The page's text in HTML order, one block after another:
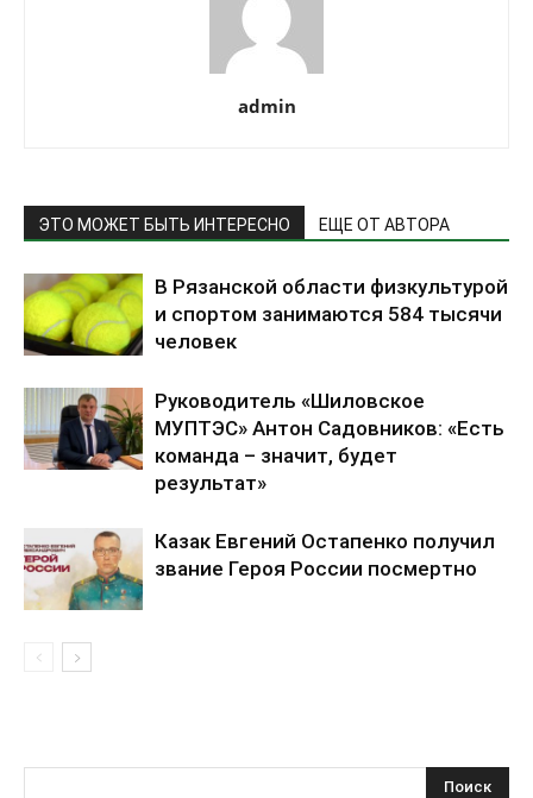
admin
ЭТО МОЖЕТ БЫТЬ ИНТЕРЕСНО ЕЩЕ ОТ АВТОРА
В Рязанской области физкультурой
и спортом занимаются 584 тысячи
человек
Руководитель «Шиловское
МУПТЭС» Антон Садовников: «Есть
команда – значит, будет
результат»
Казак Евгений Остапенко получил
звание Героя России посмертно